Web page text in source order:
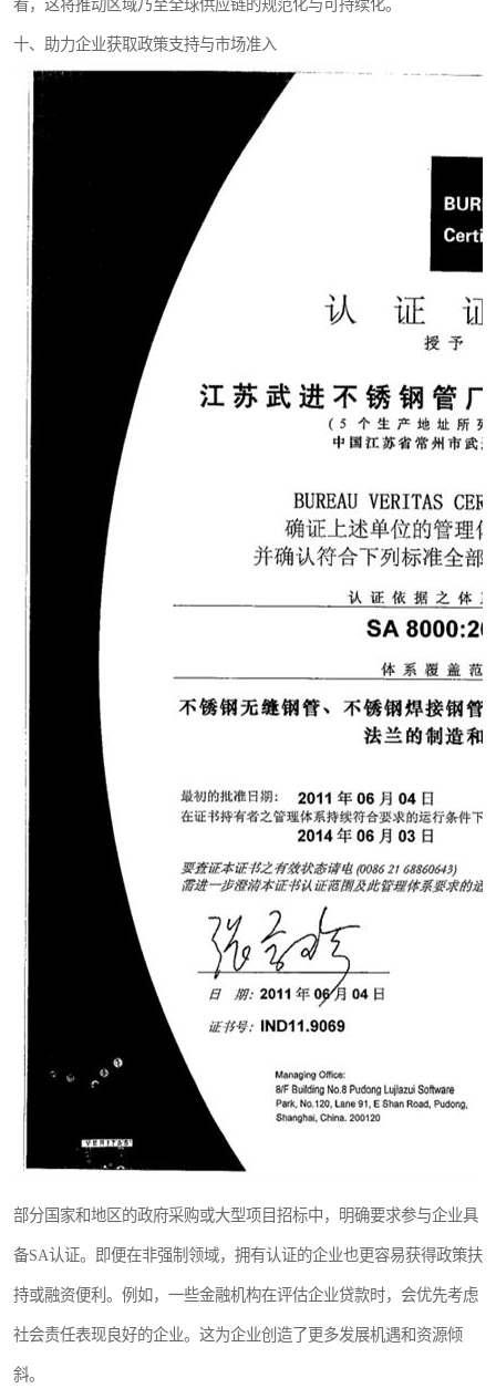
看，这将推动区域乃至全球供应链的规范化与可持续化。
十、助力企业获取政策支持与市场准入
部分国家和地区的政府采购或大型项目招标中，明确要求参与企业具
备SA认证。即便在非强制领域，拥有认证的企业也更容易获得政策扶
持或融资便利。例如，一些金融机构在评估企业贷款时，会优先考虑
社会责任表现良好的企业。这为企业创造了更多发展机遇和资源倾
斜。